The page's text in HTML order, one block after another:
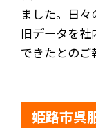
ました。日
旧データを
できたとのご
姫路市呉